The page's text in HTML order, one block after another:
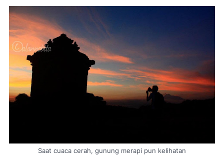
Saat cuaca cerah, gunung merapi pun kelihatan